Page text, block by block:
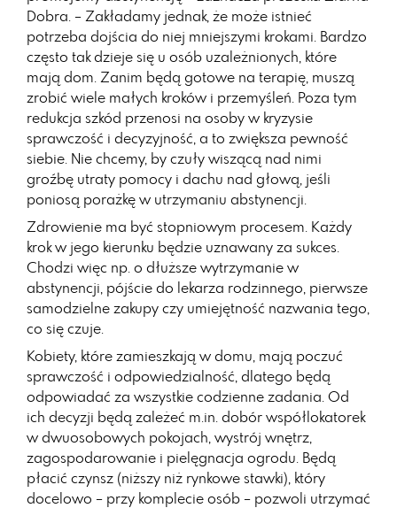
Dobra. – Zakładamy jednak, że może istnieć
potrzeba dojścia do niej mniejszymi krokami. Bardzo
często tak dzieje się u osób uzależnionych, które
mają dom. Zanim będą gotowe na terapię, muszą
zrobić wiele małych kroków i przemyśleń. Poza tym
redukcja szkód przenosi na osoby w kryzysie
sprawczość i decyzyjność, a to zwiększa pewność
siebie. Nie chcemy, by czuły wiszącą nad nimi
groźbę utraty pomocy i dachu nad głową, jeśli
poniosą porażkę w utrzymaniu abstynencji.
Zdrowienie ma być stopniowym procesem. Każdy
krok w jego kierunku będzie uznawany za sukces.
Chodzi więc np. o dłuższe wytrzymanie w
abstynencji, pójście do lekarza rodzinnego, pierwsze
samodzielne zakupy czy umiejętność nazwania tego,
co się czuje.
Kobiety, które zamieszkają w domu, mają poczuć
sprawczość i odpowiedzialność, dlatego będą
odpowiadać za wszystkie codzienne zadania. Od
ich decyzji będą zależeć m.in. dobór współlokatorek
w dwuosobowych pokojach, wystrój wnętrz,
zagospodarowanie i pielęgnacja ogrodu. Będą
płacić czynsz (niższy niż rynkowe stawki), który
docelowo – przy komplecie osób – pozwoli utrzymać